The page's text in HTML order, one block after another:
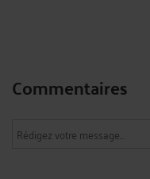
Commentaires